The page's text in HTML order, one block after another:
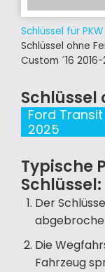
Schlüssel für PKW
Schlüssel ohne
Custom ´16
Schlüssel
Ford
2025
Typische
Schlüssel:
Der
Die
Fahrzeug